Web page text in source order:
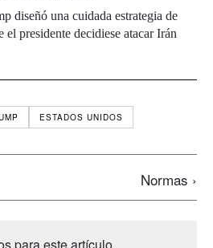
diseñó una cuidada estrategia de
el presidente decidiese atacar Irán
ESTADOS UNIDOS
Normas ›
para este artículo.